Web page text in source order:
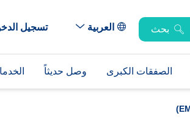
بحث العربية تسجيل
الصفقات الكبرى وصل حديثاً